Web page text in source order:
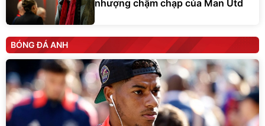
nhượng chậm chạp của Man Utd
BÓNG ĐÁ ANH